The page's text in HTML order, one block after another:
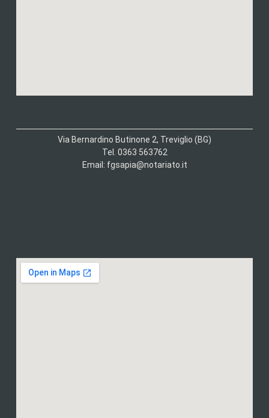
Via Bernardino Butinone 2, Treviglio (BG)
Tel. 0363 563762
Email: fgsapia@notariato.it